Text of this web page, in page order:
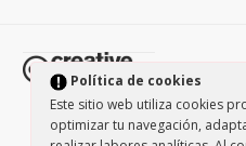
Política de cookies
Este sitio web utiliza cookies
optimizar tu navegación,
Todos los
protegidos por la licencia
NonCommercial-ShareAlike